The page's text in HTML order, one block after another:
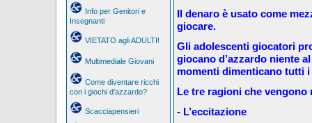
Info per Genitori e
Insegnanti
VIETATO agli ADULTI!
Multimediale Giovani
Come diventare ricchi
con i giochi d'azzardo?
Scacciapensieri
Il denaro è usato come
giocare.
Gli adolescenti giocatori
giocano d’azzardo niente
momenti dimenticano tutti
Le tre ragioni che
- L’eccitazione